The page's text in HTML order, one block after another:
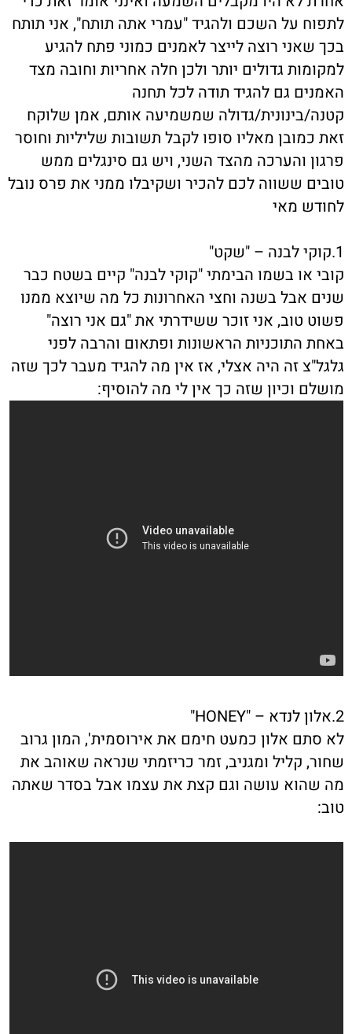
לתפוח על השכם ולהגיד "עמרי אתה תותח", אני תותח
בכך שאני רוצה לייצר לאמנים כמוני פתח להגיע
למקומות גדולים יותר ולכן חלה אחריות וחובה מצד
האמנים גם להגיד תודה לכל תחנה
קטנה/בינונית/גדולה שמשמיעה אותם, אמן שלוקח
זאת כמובן מאליו סופו לקבל תשובות שליליות וחוסר
פרגון והערכה מהצד השני, ויש גם סינגלים ממש
טובים ששווה לכם להכיר ושקיבלו ממני את פרס נובל
לחודש מאי
1.קוקי לבנה – "שקט"
קובי או בשמו הבימתי "קוקי לבנה" קיים בשטח כבר
שנים אבל בשנה וחצי האחרונות כל מה שיוצא ממנו
פשוט טוב, אני זוכר ששידרתי את "גם אני רוצה"
באחת התוכניות הראשונות ופתאום והרבה לפני
גלגל"צ זה היה אצלי, אז אין מה להגיד מעבר לכך שזה
מושלם וכיון שזה כך אין לי מה להוסיף:
2.אלון לנדא – "HONEY"
לא סתם אלון כמעט חימם את אירוסמית', המון גרוב
שחור, קליל ומגניב, זמר כריזמתי שנראה שאוהב את
מה שהוא עושה וגם קצת את עצמו אבל בסדר שאתה
טוב: